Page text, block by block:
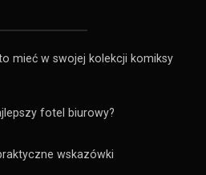
mieć w swojej kolekcji komiksy
fotel biurowy?
wskazówki